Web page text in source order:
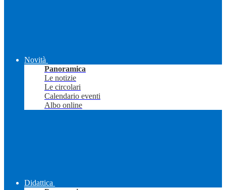
Novità
Panoramica
Le notizie
Le circolari
Calendario eventi
Albo online
Didattica